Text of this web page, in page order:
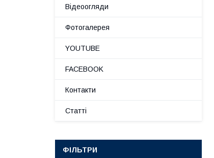
Відеоогляди
Фотогалерея
YOUTUBE
FACEBOOK
Контакти
Статті
ФІЛЬТРИ